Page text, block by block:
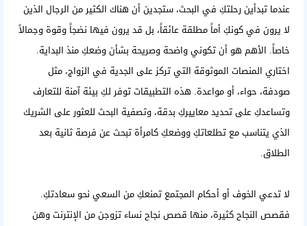
عندما تبدأين رحلتكِ في البحث، ستجدين أن هناك الكثير من الرجال الذين
لا يرون في كونكِ أماً مطلقة عائقاً، بل قد يرون فيها نضجاً وقوة وجمالاً
خاصاً. الأهم هو أن تكوني واضحة وصريحة بشأن وضعكِ منذ البداية.
اختاري المنصات الموثوقة التي تركز على الجدية في الزواج، مثل
صودفة، حواء، أو مواعدة. هذه التطبيقات توفر لكِ بيئة آمنة للتعارف
وتساعدكِ على تحديد معاييركِ بدقة، وتصفية البحث للعثور على الشريك
الذي يتناسب مع تطلعاتكِ ووضعكِ كامرأة تبحث عن فرصة ثانية بعد
الطلاق.
لا تدعي الخوف أو أحكام المجتمع تمنعكِ من السعي نحو سعادتكِ.
فقصص النجاح كثيرة، منها قصص نجاح نساء تزوجن من الإنترنتوهن